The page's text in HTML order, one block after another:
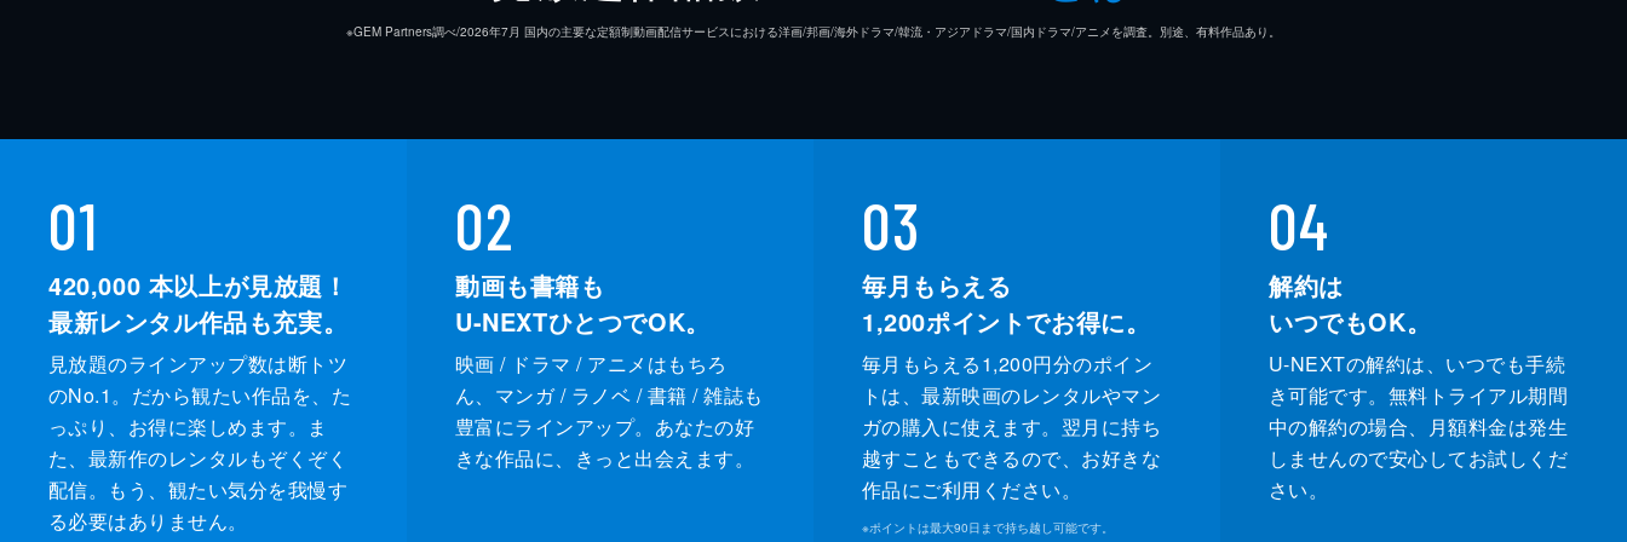
※GEM Partners調べ/2026年7⽉ 国内の主要な定額制動画配信サービスにおける洋画/邦画/海外ドラマ/韓流・アジアドラマ/国内ドラマ/アニメを調査。別途、有料作品あり。
01
420,000 本以上が見放題！
最新レンタル作品も充実。
見放題のラインアップ数は断トツ
のNo.1。だから観たい作品を、た
っぷり、お得に楽しめます。ま
た、最新作のレンタルもぞくぞく
配信。もう、観たい気分を我慢す
る必要はありません。
02
動画も書籍も
U-NEXTひとつでOK。
映画 / ドラマ / アニメはもちろ
ん、マンガ / ラノベ / 書籍 / 雑誌も
豊富にラインアップ。あなたの好
きな作品に、きっと出会えます。
03
毎月もらえる
1,200ポイントでお得に。
毎月もらえる1,200円分のポイン
トは、最新映画のレンタルやマン
ガの購入に使えます。翌月に持ち
越すこともできるので、お好きな
作品にご利用ください。
※ポイントは最大90日まで持ち越し可能です。
04
解約は
いつでもOK。
U-NEXTの解約は、いつでも手続
き可能です。無料トライアル期間
中の解約の場合、月額料金は発生
しませんので安心してお試しくだ
さい。